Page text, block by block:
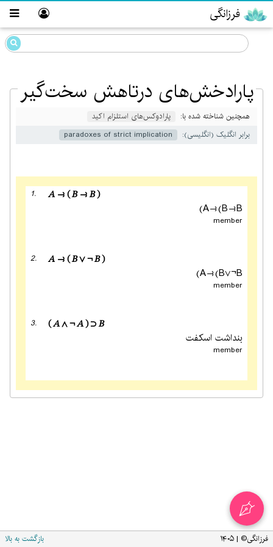
فرزانگی
پارادخش‌های درتاهش سخت‌گیر
همچنین شناخته شده با:
پارادوکس‌های استلزام اکید
برابر انگلیک (انگلیسی):
paradoxes of strict implication
1. 𝐴⥽(𝐵⥽𝐵)
A⥽(B⥽B)
member
2. 𝐴⥽(𝐵∨¬𝐵)
A⥽(B∨¬B)
member
3. (𝐴∧¬𝐴)⊃𝐵
بنداشت اسکفت
member
بازگشت به بالا فرزانگی© | ۱۴۰۵